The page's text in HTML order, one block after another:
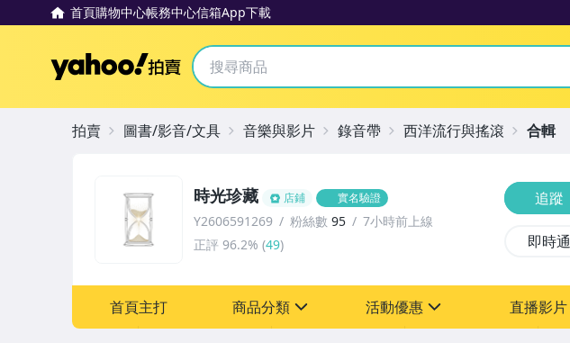
首頁購物中心帳務中心信箱App下載
Yahoo拍賣
時光珍藏 店鋪 實名驗證
Y2606591269 粉絲數 95
7小時前上線
正評 96.2% (49)
追蹤
即時通
首頁主打 商品分類 活動優惠 直播影片
拍賣 圖書/影音/文具 音樂與影片 錄音帶 西洋流行與搖滾 合輯